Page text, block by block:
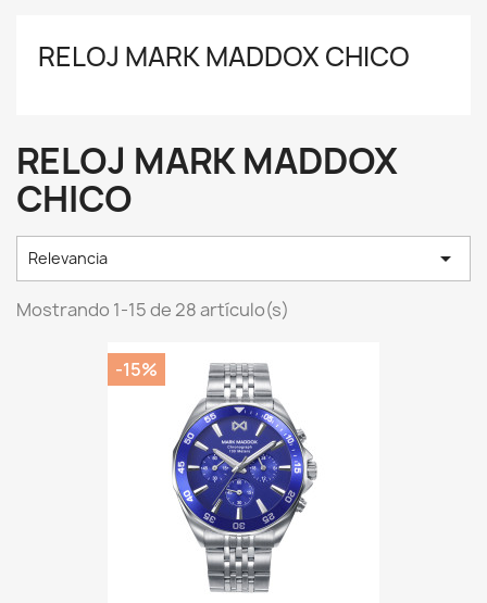
RELOJ MARK MADDOX CHICO
RELOJ MARK MADDOX
CHICO
Relevancia 
Mostrando 1-15 de 28 artículo(s)
-15%